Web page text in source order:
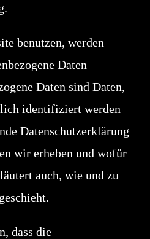
benutzen, werden
Daten
Daten sind Daten,
identifiziert werden
Datenschutzerklärung
wir erheben und wofür
auch, wie und zu
dass die